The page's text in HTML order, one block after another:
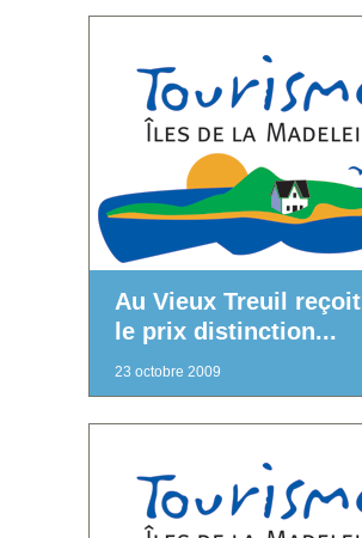
Au Vieux Treuil reçoit
le prix distinction...
23 octobre 2009